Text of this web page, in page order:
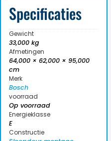
Specificaties
Gewicht
33,000 kg
Afmetingen
64,000 × 62,000 × 95,000
cm
Merk
Bosch
voorraad
Op voorraad
Energieklasse
E
Constructie